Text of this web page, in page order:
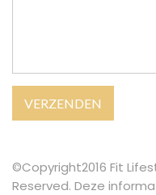
©Copyright2016 Fit
Reserved. Deze